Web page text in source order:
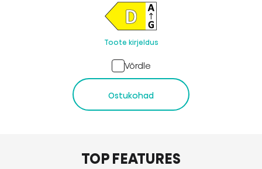
Toote kirjeldus
Võrdle
Ostukohad
TOP FEATURES